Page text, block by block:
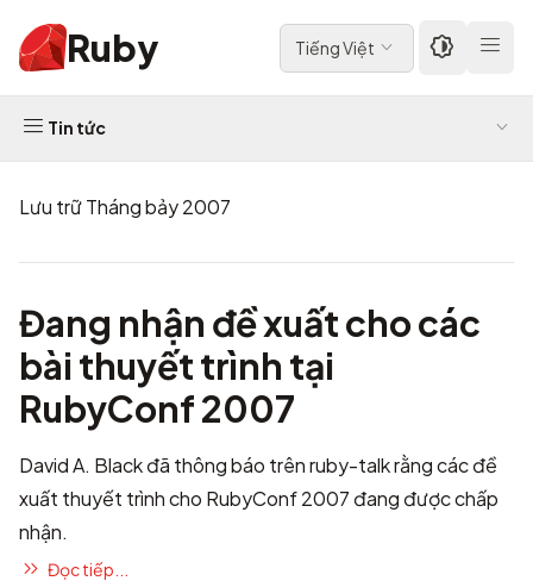
Ruby Tiếng Việt
Tin tức
Lưu trữ Tháng bảy 2007
Đang nhận đề xuất cho các
bài thuyết trình tại
RubyConf 2007
David A. Black đã thông báo trên ruby-talk rằng các đề
xuất thuyết trình cho RubyConf 2007 đang được chấp
nhận.
Đọc tiếp...